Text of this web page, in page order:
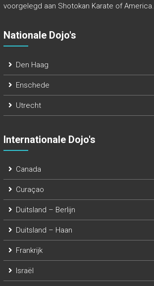
voorgelegd aan Shotokan Karate of America.
Nationale Dojo's
Den Haag
Enschede
Utrecht
Internationale Dojo's
Canada
Curaçao
Duitsland – Berlijn
Duitsland – Haan
Frankrijk
Israël